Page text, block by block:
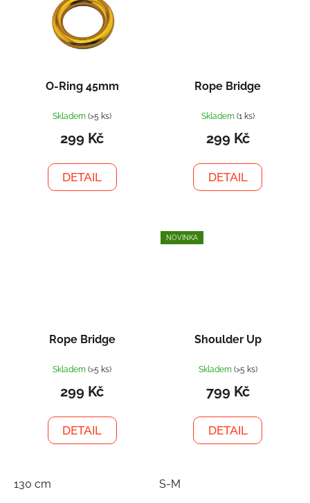
O-Ring 45mm
Skladem(>5 ks)
299 Kč
DETAIL
Rope Bridge
Skladem (1 ks)
299 Kč
DETAIL
Rope Bridge
Skladem(>5 ks)
299 Kč
DETAIL
130 cm
NOVINKA
Shoulder Up
Skladem (>5 ks)
799 Kč
DETAIL
S-M